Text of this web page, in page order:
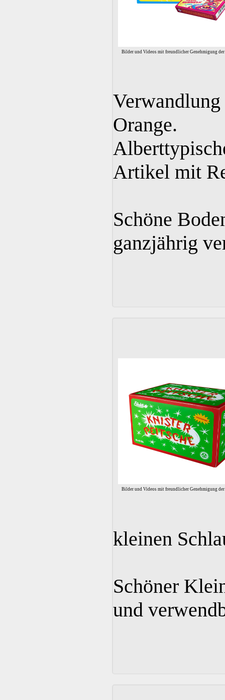
Bilder und Videos mit freundlicher Genehmigung
Orange.
Artikel mit
Schöne
ganzjährig
Bilder und Videos mit freundlicher Genehmigung
kleinen
Schöner
und